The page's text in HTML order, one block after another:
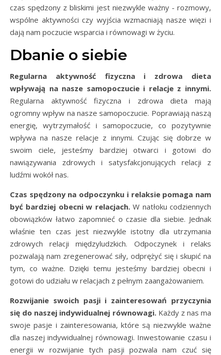
czas spędzony z bliskimi jest niezwykle ważny - rozmowy,
wspólne aktywności czy wyjścia wzmacniają nasze więzi i
dają nam poczucie wsparcia i równowagi w życiu.
Dbanie o siebie
Regularna aktywność fizyczna i zdrowa dieta
wpływają na nasze samopoczucie i relacje z innymi.
Regularna aktywność fizyczna i zdrowa dieta mają
ogromny wpływ na nasze samopoczucie. Poprawiają naszą
energię, wytrzymałość i samopoczucie, co pozytywnie
wpływa na nasze relacje z innymi. Czując się dobrze w
swoim ciele, jesteśmy bardziej otwarci i gotowi do
nawiązywania zdrowych i satysfakcjonujących relacji z
ludźmi wokół nas.
Czas spędzony na odpoczynku i relaksie pomaga nam
być bardziej obecni w relacjach.W natłoku codziennych
obowiązków łatwo zapomnieć o czasie dla siebie. Jednak
właśnie ten czas jest niezwykle istotny dla utrzymania
zdrowych relacji międzyludzkich. Odpoczynek i relaks
pozwalają nam zregenerować siły, odprężyć się i skupić na
tym, co ważne. Dzięki temu jesteśmy bardziej obecni i
gotowi do udziału w relacjach z pełnym zaangażowaniem.
Rozwijanie swoich pasji i zainteresowań przyczynia
się do naszej indywidualnej równowagi.Każdy z nas ma
swoje pasje i zainteresowania, które są niezwykle ważne
dla naszej indywidualnej równowagi. Inwestowanie czasu i
energii w rozwijanie tych pasji pozwala nam czuć się